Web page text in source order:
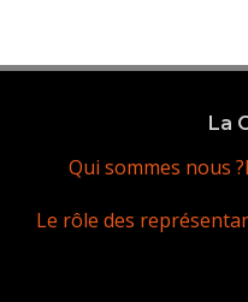
La
Qui sommes nous ?
Le rôle des